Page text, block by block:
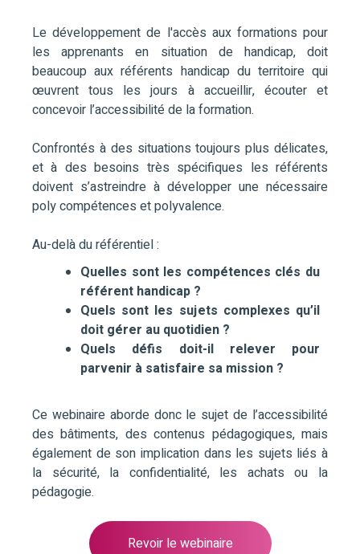
Le développement de l'accès aux formations pour
les apprenants en situation de handicap, doit
beaucoup aux référents handicap du territoire qui
œuvrent tous les jours à accueillir, écouter et
concevoir l’accessibilité de la formation.
Confrontés à des situations toujours plus délicates,
et à des besoins très spécifiques les référents
doivent s’astreindre à développer une nécessaire
poly compétences et polyvalence.
Au-delà du référentiel :
Quelles sont les compétences clés du
référent handicap ?
Quels sont les sujets complexes qu’il
doit gérer au quotidien ?
Quels défis doit-il relever pour
parvenir à satisfaire sa mission ?
Ce webinaire aborde donc le sujet de l’accessibilité
des bâtiments, des contenus pédagogiques, mais
également de son implication dans les sujets liés à
la sécurité, la confidentialité, les achats ou la
pédagogie.
Revoir le webinaire